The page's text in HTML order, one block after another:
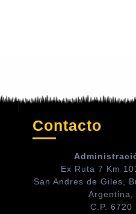
Contacto
Ex Ruta 7 Km
San Andres de Giles,
Argentina,
C.P. 6720